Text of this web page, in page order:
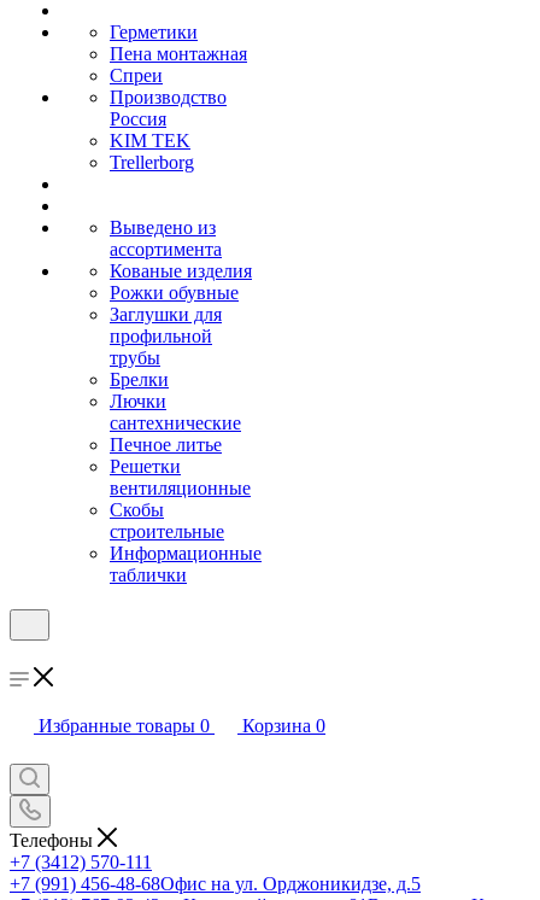
Герметики
Пена монтажная
Спреи
Производство
Россия
KIM TEK
Trellerborg
Выведено из
ассортимента
Кованые изделия
Рожки обувные
Заглушки для
профильной
трубы
Брелки
Лючки
сантехнические
Печное литье
Решетки
вентиляционные
Скобы
строительные
Информационные
таблички
Избранные товары 0 Корзина 0
Телефоны
+7 (3412) 570-111
+7 (991) 456-48-68Офис на ул. Орджоникидзе, д.5